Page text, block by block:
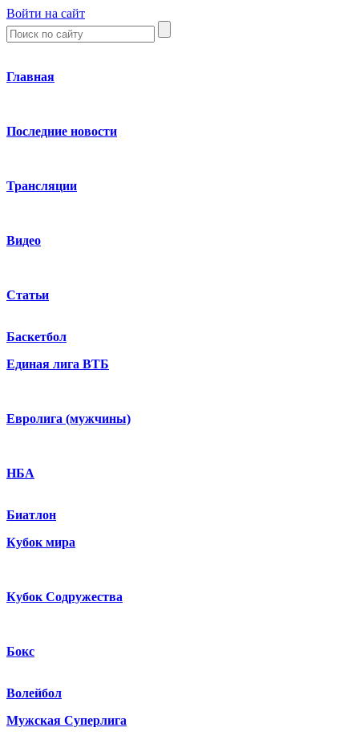
Войти на сайт
Главная
Последние новости
Трансляции
Видео
Статьи
Баскетбол
Единая лига ВТБ
Евролига (мужчины)
НБА
Биатлон
Кубок мира
Кубок Содружества
Бокс
Волейбол
Мужская Суперлига